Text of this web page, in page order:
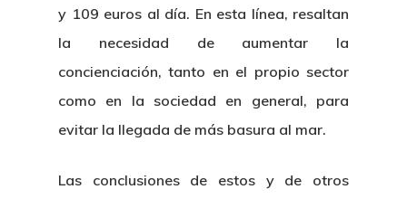
y 109 euros al día. En esta línea, resaltan
la necesidad de aumentar la
concienciación, tanto en el propio sector
como en la sociedad en general, para
evitar la llegada de más basura al mar.
Las conclusiones de estos y de otros